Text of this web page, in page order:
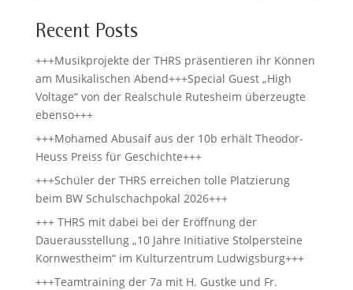
Recent Posts
+++Musikprojekte der THRS präsentieren ihr Können
am Musikalischen Abend+++Special Guest „High
Voltage“ von der Realschule Rutesheim überzeugte
ebenso+++
+++Mohamed Abusaif aus der 10b erhält Theodor-
Heuss Preiss für Geschichte+++
+++Schüler der THRS erreichen tolle Platzierung
beim BW Schulschachpokal 2026+++
+++ THRS mit dabei bei der Eröffnung der
Dauerausstellung „10 Jahre Initiative Stolpersteine
Kornwestheim“ im Kulturzentrum Ludwigsburg+++
+++Teamtraining der 7a mit H. Gustke und Fr.